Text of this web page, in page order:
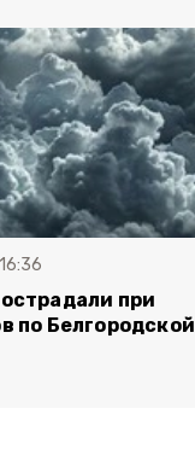
при
по Белгородской